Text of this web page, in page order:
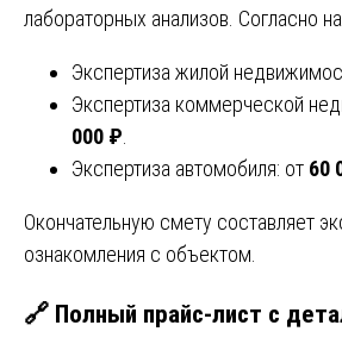
лабораторных анализов. Согласно
Экспертиза жилой
Экспертиза коммерческой
000 ₽
Экспертиза автомобиля: от 60
Окончательную смету составляет
ознакомления с объектом.
🔗 Полный прайс-лист с